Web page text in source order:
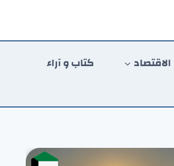
الاقتصاد
كتاب و آراء